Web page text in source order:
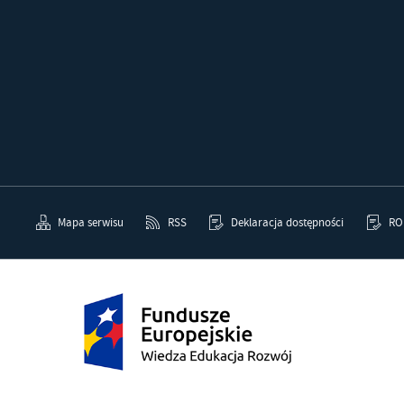
Mapa serwisu RSS Deklaracja dostępności